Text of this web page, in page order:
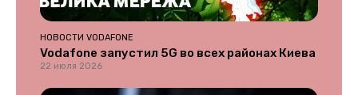
НОВОСТИ VODAFONE
Vodafone запустил 5G во всех районах Киева
22 июля 2026